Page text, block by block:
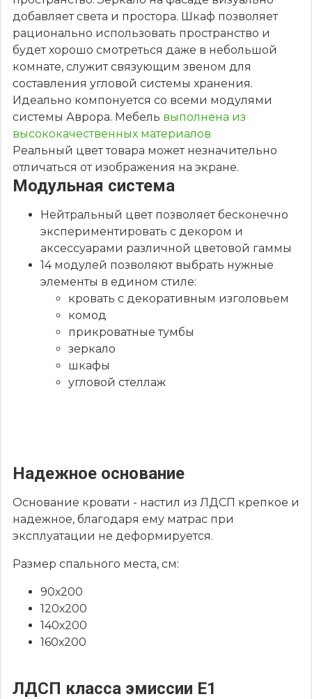
добавляет света и простора. Шкаф позволяет
рационально использовать пространство и
будет хорошо смотреться даже в небольшой
комнате, служит связующим звеном для
составления угловой системы хранения.
Идеально компонуется со всеми модулями
системы Аврора. Мебель выполнена из
высококачественных материалов
Реальный цвет товара может незначительно
отличаться от изображения на экране.
Модульная система
Нейтральный цвет позволяет бесконечно
экспериментировать с декором и
аксессуарами различной цветовой гаммы
14 модулей позволяют выбрать нужные
элементы в едином стиле:
кровать с декоративным изголовьем
комод
прикроватные тумбы
зеркало
шкафы
угловой стеллаж
Надежное основание
Основание кровати - настил из ЛДСП крепкое и
надежное, благодаря ему матрас при
эксплуатации не деформируется.
Размер спального места, см:
90х200
120х200
140х200
160х200
ЛДСП класса эмиссии Е1